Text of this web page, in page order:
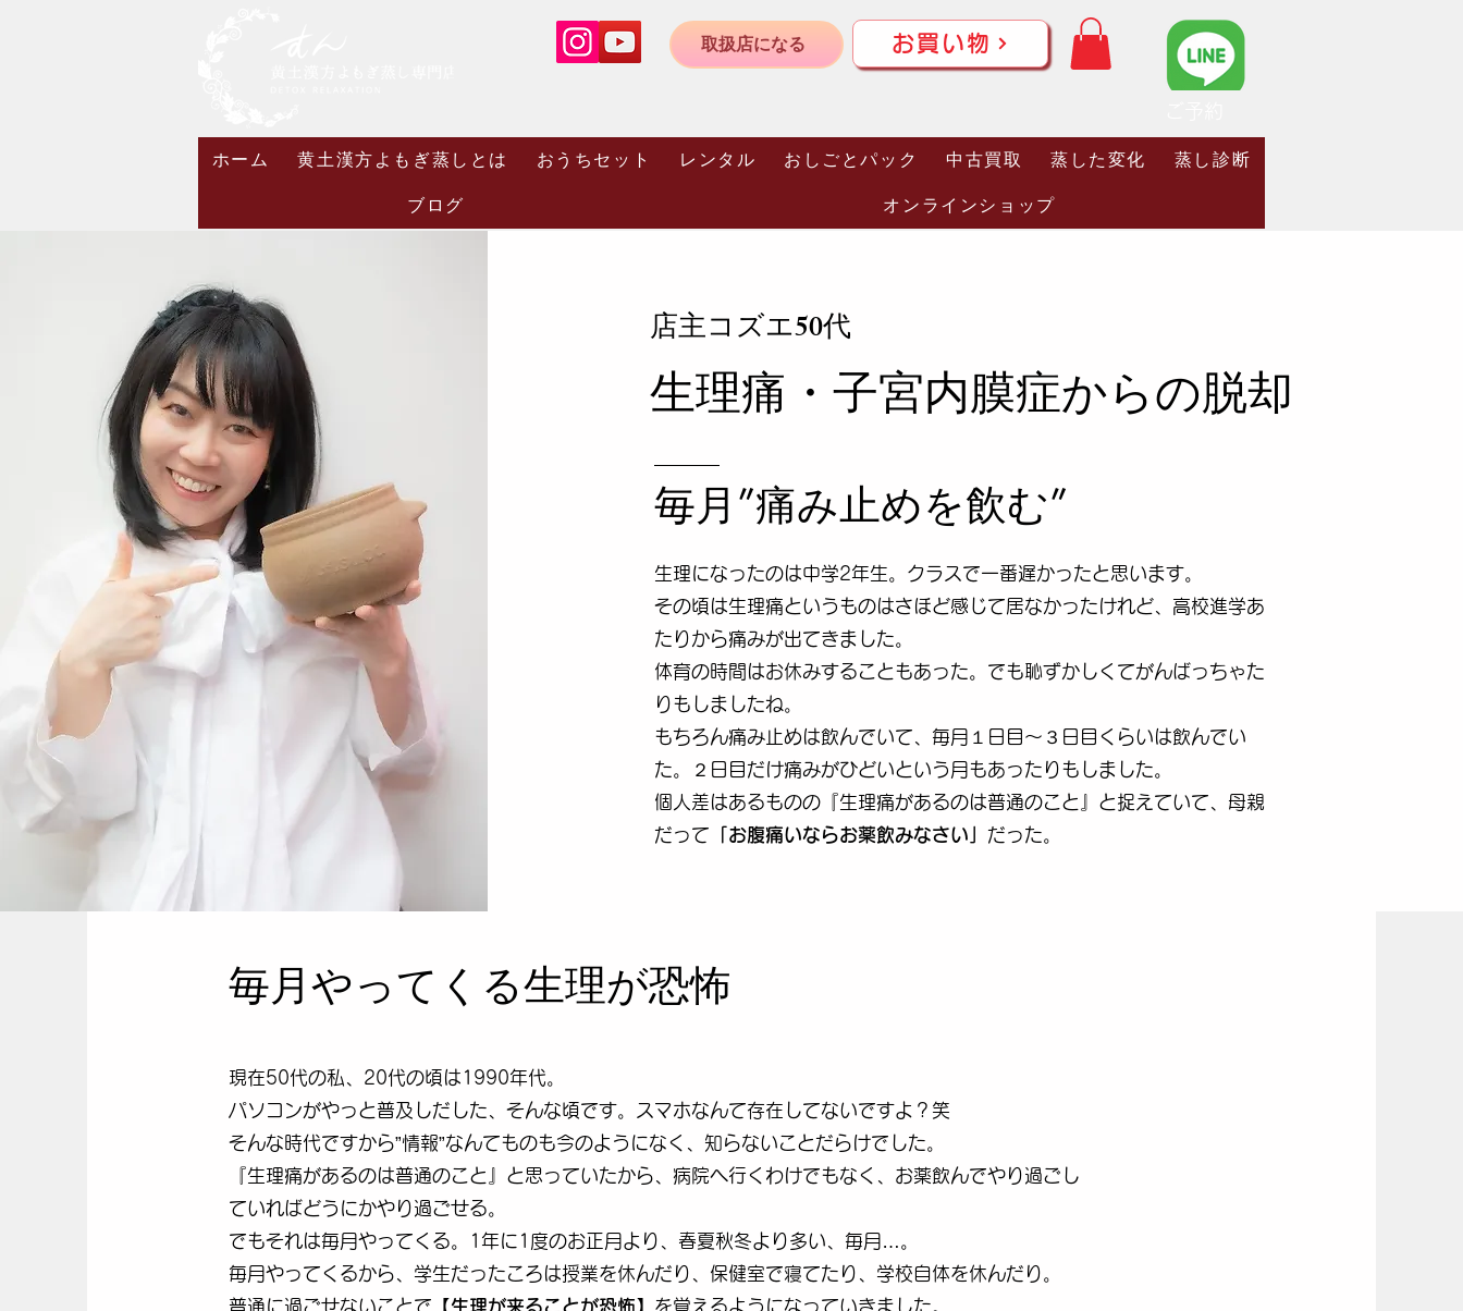
取扱店になる お買い物
ホーム 黄土漢方よもぎ蒸しとは おうちセット レンタル おしごとパック 中古買取 蒸した変化
蒸し診断
ブログ
オンラインショップ
店主コズエ50代
生理痛・子宮内膜症からの脱却
毎月”痛み止めを飲む”
生理になったのは中学2年生。クラスで一番遅かったと思います。
その頃は生理痛というものはさほど感じて居なかったけれど、高校進学あ
たりから痛みが出てきました。
体育の時間はお休みすることもあった。でも恥ずかしくてがんばっちゃた
りもしましたね。
​もちろん痛み止めは飲んでいて、毎月１日目〜３日目くらいは飲んでい
た。２日目だけ痛みがひどいという月もあったりもしました。
個人差はあるものの『生理痛があるのは普通のこと』と捉えていて、母親
だって 「お腹痛いならお薬飲みなさい」 だった。
毎月やってくる生理が恐怖
現在50代の私、20代の頃は1990年代。
パソコンがやっと普及しだした、そんな頃です。スマホなんて存在してないですよ？笑
​そんな時代ですから”情報”なんてものも今のようになく、知らないことだらけでした。
​『生理痛があるのは普通のこと』と思っていたから、病院へ行くわけでもなく、お薬飲んでやり過ごし
ていればどうにかやり過ごせる。
でもそれは毎月やってくる。1年に1度のお正月より、春夏秋冬より多い、毎月…。
毎月やってくるから、学生だったころは授業を休んだり、保健室で寝てたり、学校自体を休んだり。
普通に過ごせないことで【生理が来ることが恐怖】を覚えるようになっていきました。